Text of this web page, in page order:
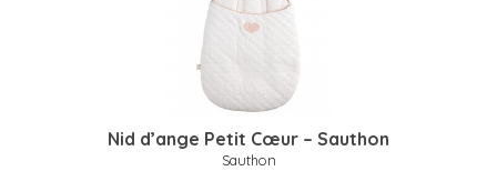
Nid d’ange Petit Cœur – Sauthon
Sauthon